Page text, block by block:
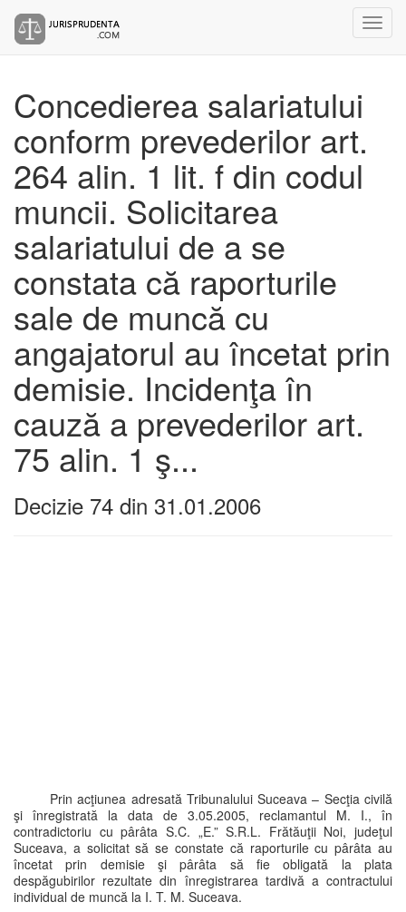
Concedierea salariatului
conform prevederilor art.
264 alin. 1 lit. f din codul
muncii. Solicitarea
salariatului de a se
constata că raporturile
sale de muncă cu
angajatorul au încetat prin
demisie. Incidenţa în
cauză a prevederilor art.
75 alin. 1 ş...
Decizie 74 din 31.01.2006
Prin acţiunea adresată Tribunalului Suceava – Secţia civilă
şi înregistrată la data de 3.05.2005, reclamantul M. I., în
contradictoriu cu pârâta S.C. „E.” S.R.L. Frătăuţii Noi, judeţul
Suceava, a solicitat să se constate că raporturile cu pârâta au
încetat prin demisie şi pârâta să fie obligată la plata
despăgubirilor rezultate din înregistrarea tardivă a contractului
individual de muncă la I. T. M. Suceava.